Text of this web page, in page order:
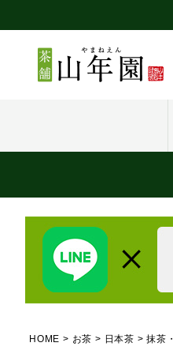
HOME お茶 日本茶 抹茶